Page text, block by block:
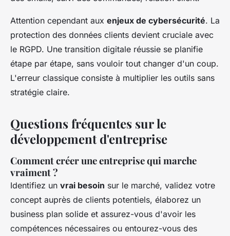
Attention cependant aux enjeux de cybersécurité. La
protection des données clients devient cruciale avec
le RGPD. Une transition digitale réussie se planifie
étape par étape, sans vouloir tout changer d'un coup.
L'erreur classique consiste à multiplier les outils sans
stratégie claire.
Questions fréquentes sur le
développement d'entreprise
Comment créer une entreprise qui marche
vraiment ?
Identifiez un vrai besoin sur le marché, validez votre
concept auprès de clients potentiels, élaborez un
business plan solide et assurez-vous d'avoir les
compétences nécessaires ou entourez-vous des